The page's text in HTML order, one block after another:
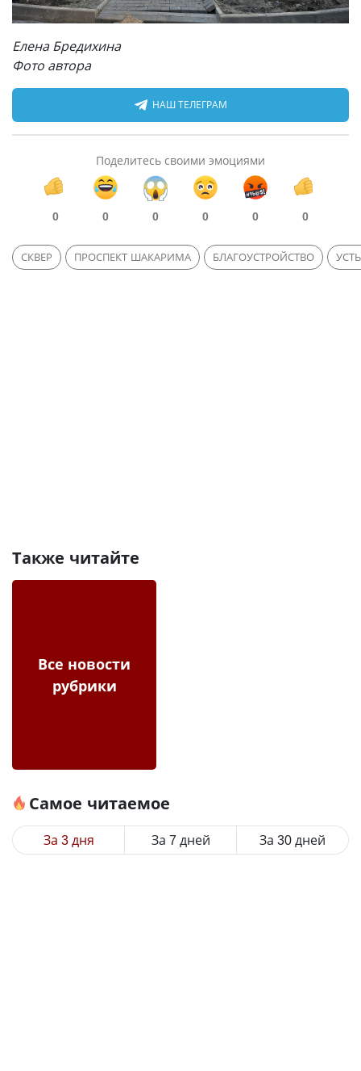
Елена Бредихина
Фото автора
НАШ ТЕЛЕГРАМ
Поделитесь своими эмоциями
0 0 0 0 0 0
СКВЕР ПРОСПЕКТ ШАКАРИМА БЛАГОУСТРОЙСТВО
Также читайте
Все новости
рубрики
Самое читаемое
За 3 дня За 7 дней За 30 дней